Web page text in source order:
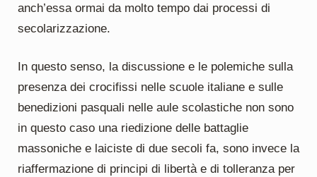
anch’essa ormai da molto tempo dai processi di
secolarizzazione.
In questo senso, la discussione e le polemiche sulla
presenza dei crocifissi nelle scuole italiane e sulle
benedizioni pasquali nelle aule scolastiche non sono
in questo caso una riedizione delle battaglie
massoniche e laiciste di due secoli fa, sono invece la
riaffermazione di principi di libertà e di tolleranza per